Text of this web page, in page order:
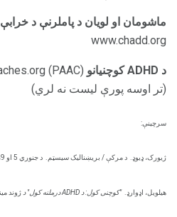
ماشومان او لويان د پاملرنې د
www.chadd.org
د ADHD کوچنيانو (PAAC) www.paaccoaches.org
(تر اوسه پورې لیست نه لري)
سرچینې:
ژیورک، ډیوډ. د مرکې / بریښنالیک سیسټم. د جنوري 5 او 9، 2011.
هیلویل، اډوارډ. "کوچنی کول: د ADHD درملنه کول" د ژوند